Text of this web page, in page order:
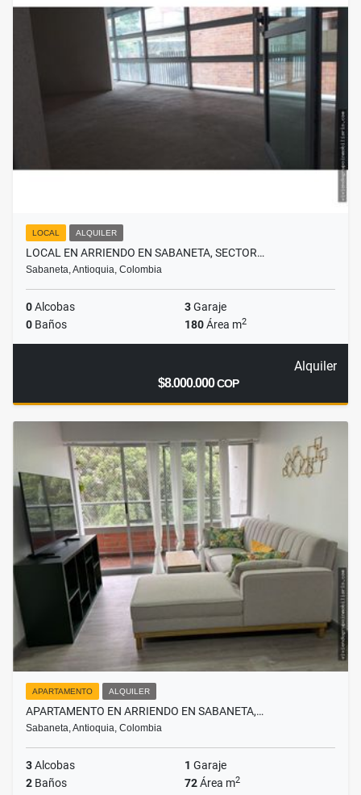
LOCAL ALQUILER
LOCAL EN ARRIENDO EN SABANETA, SECTOR…
Sabaneta, Antioquia, Colombia
0Alcobas 3Garaje
0 Baños 180Área m2
Alquiler
$8.000.000COP
APARTAMENTO ALQUILER
APARTAMENTO EN ARRIENDO EN SABANETA,…
Sabaneta, Antioquia, Colombia
3Alcobas 1 Garaje
2 Baños 72Área m2